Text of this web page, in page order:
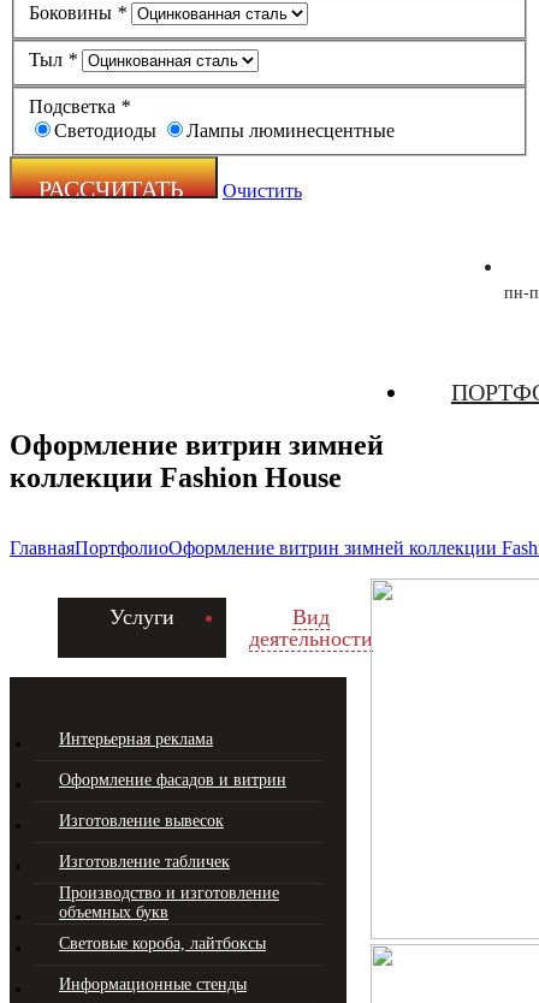
Боковины *
Тыл *
Подсветка *
Светодиоды
Лампы люминесцентные
Очистить
реклама
пн-
Оформление витрин зимней
коллекции Fashion House
ГлавнаяПортфолиоОформление витрин зимней коллекции
Услуги
Вид
деятельности
Интерьерная реклама
Оформление фасадов и витрин
Изготовление вывесок
Изготовление табличек
Производство и изготовление
объемных букв
Световые короба, лайтбоксы
Информационные стенды